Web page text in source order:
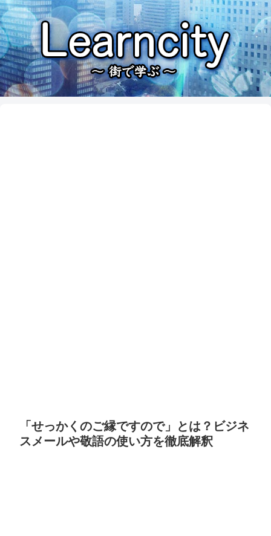
「せっかくのご縁ですので」とは？ビジネ
スメールや敬語の使い方を徹底解釈